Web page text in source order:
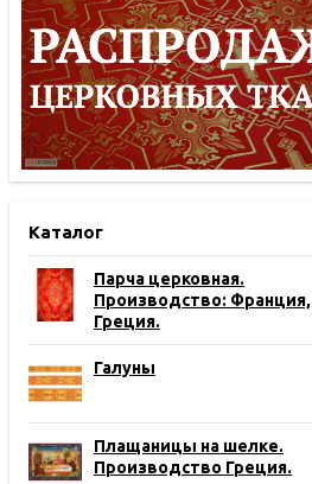
Каталог
Парча церковная.
Производство: Франция,
Греция.
Галуны
Плащаницы на шелке.
Производство Греция.